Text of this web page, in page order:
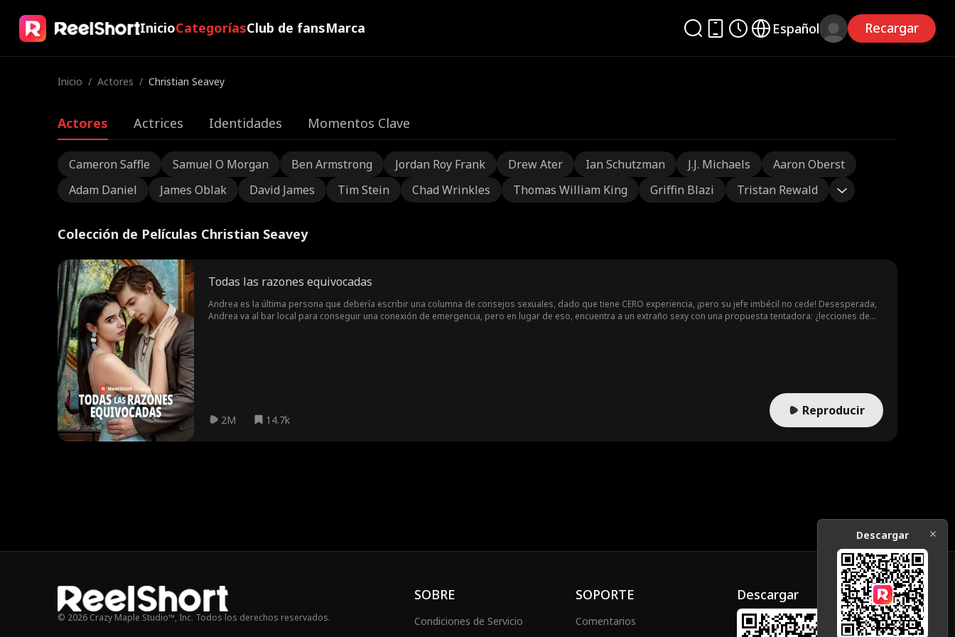
InicioCategoríasClub de fansMarca Español Recargar
Inicio / Actores / Christian Seavey
Actores Actrices Identidades Momentos Clave
Cameron Saffle Samuel O Morgan Ben Armstrong Jordan Roy Frank Drew Ater Ian Schutzman J.J. Michaels
Aaron Oberst
Adam Daniel
James Oblak David James Tim Stein Chad Wrinkles Thomas William King Griffin Blazi Tristan Rewald
Colección de Películas Christian Seavey
Todas las razones equivocadas
Andrea es la última persona que debería escribir una columna de consejos sexuales, dado que tiene CERO experiencia, ¡pero su jefe imbécil no cede! Desesperada,
Andrea va al bar local para conseguir una conexión de emergencia, pero en lugar de eso, encuentra a un extraño sexy con una propuesta tentadora: ¿lecciones de
2M 14.7k
Reproducir
© 2026 Crazy Maple Studio™, Inc. Todos los derechos reservados.
SOBRE
Condiciones de Servicio
SOPORTE
Comentarios
Descargar
Descargar